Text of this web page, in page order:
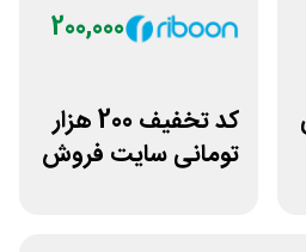
200,000
کد تخفیف 200 هزار
تومانی سایت فروش